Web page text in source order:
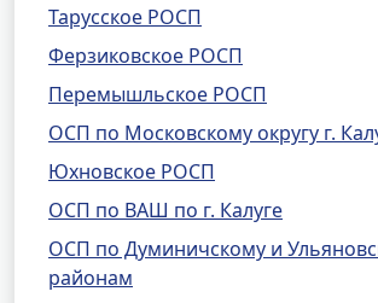
Тарусское РОСП
Ферзиковское РОСП
Перемышльское РОСП
ОСП по Московскому округу г.
Юхновское РОСП
ОСП по ВАШ по г. Калуге
ОСП по Думиничскому и
районам